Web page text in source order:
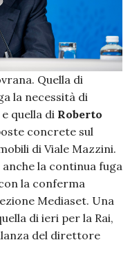
Quella di
la necessità di
quella di Roberto
concrete sul
di Viale Mazzini.
la continua fuga
la conferma
Mediaset. Una
di ieri per la Rai,
del direttore